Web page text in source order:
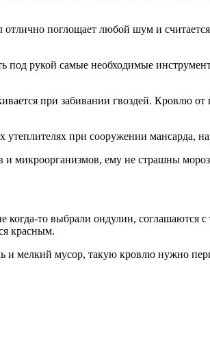
отлично поглощает любой шум и
под рукой самые необходимые
при забивании гвоздей. Кровлю
при сооружении мансарда,
микроорганизмов, ему не страшны
то выбрали ондулин, соглашаются с
красным.
и мелкий мусор, такую кровлю нужно